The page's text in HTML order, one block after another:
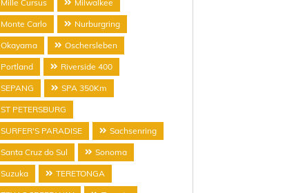
Mille Cursus Milwalkee
Monte Carlo Nurburgring
Okayama Oschersleben
Portland Riverside 400
SEPANG SPA 350Km
ST PETERSBURG
SURFER'S PARADISE Sachsenring
Santa Cruz do Sul Sonoma
Suzuka TERETONGA